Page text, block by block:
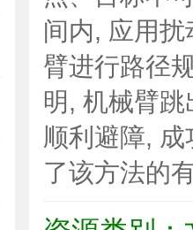
间内, 应用
臂进行路径
明, 机械臂
顺利避障,
了该方法的